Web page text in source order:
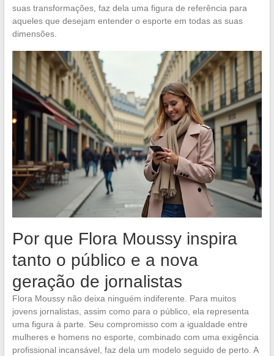
suas transformações, faz dela uma figura de referência para
aqueles que desejam entender o esporte em todas as suas
dimensões.
Por que Flora Moussy inspira
tanto o público e a nova
geração de jornalistas
Flora Moussy não deixa ninguém indiferente. Para muitos
jovens jornalistas, assim como para o público, ela representa
uma figura à parte. Seu compromisso com a igualdade entre
mulheres e homens no esporte, combinado com uma exigência
profissional incansável, faz dela um modelo seguido de perto. A